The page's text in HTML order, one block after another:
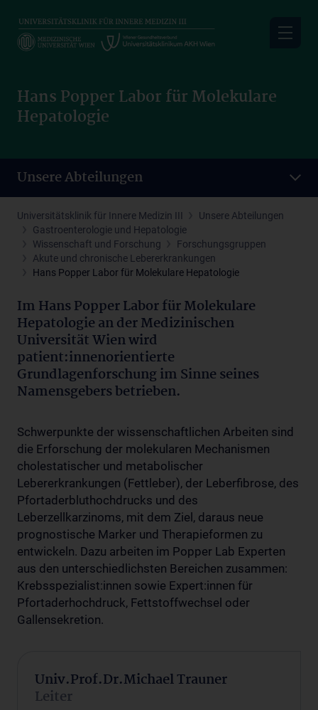
main
Hans Popper Labor für Molekulare
Hepatologie
Unsere Abteilungen
Universitätsklinik für Innere Medizin III
Unsere Abteilungen
Gastroenterologie und Hepatologie
Wissenschaft und Forschung
Forschungsgruppen
Akute und chronische Lebererkrankungen
Hans Popper Labor für Molekulare Hepatologie
Im Hans Popper Labor für Molekulare
Hepatologie an der Medizinischen
Universität Wien wird
patient:innenorientierte
Grundlagenforschung im Sinne seines
Namensgebers betrieben.
Schwerpunkte der wissenschaftlichen Arbeiten sind
die Erforschung der molekularen Mechanismen
cholestatischer und metabolischer
Lebererkrankungen (Fettleber), der Leberfibrose, des
Pfortaderbluthochdrucks und des
Leberzellkarzinoms, mit dem Ziel, daraus neue
prognostische Marker und Therapieformen zu
entwickeln. Dazu arbeiten im Popper Lab Experten
aus den unterschiedlichsten Bereichen zusammen:
Krebsspezialist:innen sowie Expert:innen für
Pfortaderhochdruck, Fettstoffwechsel oder
Gallensekretion.
Univ.Prof.Dr.Michael Trauner
Leiter